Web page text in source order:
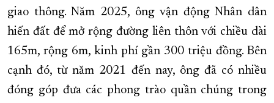
giao thông. Năm 2025, ông vận động Nhân dân
hiến đất để mở rộng đường liên thôn với chiều dài
165m, rộng 6m, kinh phí gần 300 triệu đồng. Bên
cạnh đó, từ năm 2021 đến nay, ông đã có nhiều
đóng góp đưa các phong trào quần chúng trong